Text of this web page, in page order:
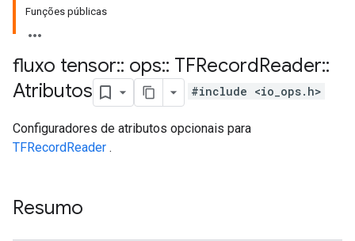
Funções públicas
fluxo tensor:: ops:: TFRecordReader::
Atributos
#include <io_ops.h>
Configuradores de atributos opcionais para
TFRecordReader .
Resumo